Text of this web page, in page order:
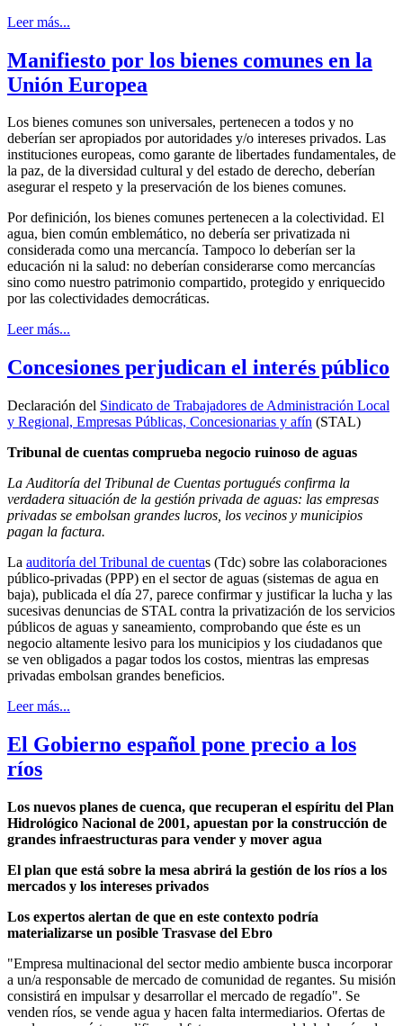
Leer más...
Manifiesto por los bienes comunes en la
Unión Europea
Los bienes comunes son universales, pertenecen a todos y no
deberían ser apropiados por autoridades y/o intereses privados. Las
instituciones europeas, como garante de libertades fundamentales, de
la paz, de la diversidad cultural y del estado de derecho, deberían
asegurar el respeto y la preservación de los bienes comunes.
Por definición, los bienes comunes pertenecen a la colectividad. El
agua, bien común emblemático, no debería ser privatizada ni
considerada como una mercancía. Tampoco lo deberían ser la
educación ni la salud: no deberían considerarse como mercancías
sino como nuestro patrimonio compartido, protegido y enriquecido
por las colectividades democráticas.
Leer más...
Concesiones perjudican el interés público
Declaración del Sindicato de Trabajadores de Administración Local
y Regional, Empresas Públicas, Concesionarias y afín (STAL)
Tribunal de cuentas comprueba negocio ruinoso de aguas
La Auditoría del Tribunal de Cuentas portugués confirma la
verdadera situación de la gestión privada de aguas: las empresas
privadas se embolsan grandes lucros, los vecinos y municipios
pagan la factura.
La auditoría del Tribunal de cuentas (Tdc) sobre las colaboraciones
público-privadas (PPP) en el sector de aguas (sistemas de agua en
baja), publicada el día 27, parece confirmar y justificar la lucha y las
sucesivas denuncias de STAL contra la privatización de los servicios
públicos de aguas y saneamiento, comprobando que éste es un
negocio altamente lesivo para los municipios y los ciudadanos que
se ven obligados a pagar todos los costos, mientras las empresas
privadas embolsan grandes beneficios.
Leer más...
El Gobierno español pone precio a los
ríos
Los nuevos planes de cuenca, que recuperan el espíritu del Plan
Hidrológico Nacional de 2001, apuestan por la construcción de
grandes infraestructuras para vender y mover agua
El plan que está sobre la mesa abrirá la gestión de los ríos a los
mercados y los intereses privados
Los expertos alertan de que en este contexto podría
materializarse un posible Trasvase del Ebro
"Empresa multinacional del sector medio ambiente busca incorporar
a un/a responsable de mercado de comunidad de regantes. Su misión
consistirá en impulsar y desarrollar el mercado de regadío". Se
venden ríos, se vende agua y hacen falta intermediarios. Ofertas de